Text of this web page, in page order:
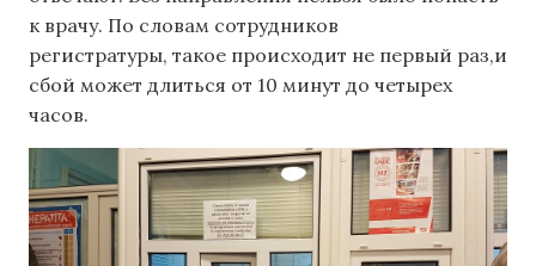
к врачу. По словам сотрудников
регистратуры, такое происходит не первый раз,и
сбой может длиться от 10 минут до четырех
часов.